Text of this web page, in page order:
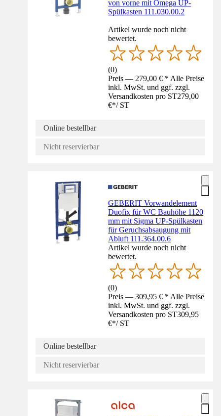
von vorne mit Omega UP-
Spülkasten 111.030.00.2
Artikel wurde noch nicht
bewertet.
(0)
Preis — 279,00 € * Alle Preise
inkl. MwSt. und ggf. zzgl.
Versandkosten pro ST279,00
€*/ ST
Online bestellbar
Nicht reservierbar
GEBERIT Vorwandelement
Duofix für WC Bauhöhe 1120
mm mit Sigma UP-Spülkasten
für Geruchsabsaugung mit
Abluft 111.364.00.6
Artikel wurde noch nicht
bewertet.
(0)
Preis — 309,95 € * Alle Preise
inkl. MwSt. und ggf. zzgl.
Versandkosten pro ST309,95
€*/ ST
Online bestellbar
Nicht reservierbar